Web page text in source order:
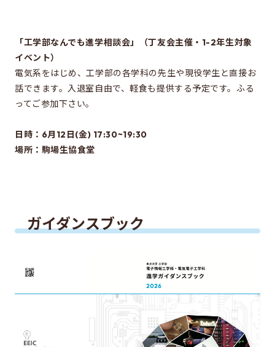
ガイダンスについて
進学に関するQ&A
電気系進学選択ガイダンス情報について
駒場での講義
関連組織のリンク
お問い合わせ・アクセス
「工学部なんでも進学相談会」（丁友会主催・1-2年生対象
イベント）
電気系をはじめ、工学部の各学科の先生や現役学生と直接お
話できます。入退室自由で、軽食も提供する予定です。ふる
ってご参加下さい。
日時：6月12日(金) 17:30~19:30
場所：駒場生協食堂
ガイダンスブック